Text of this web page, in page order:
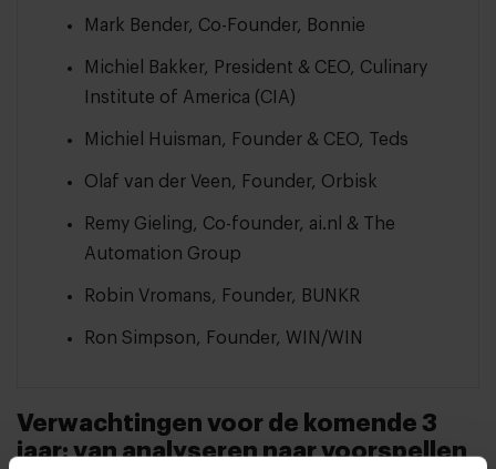
Mark Bender, Co-Founder, Bonnie
Michiel Bakker, President & CEO, Culinary
Institute of America (CIA)
Michiel Huisman, Founder & CEO, Teds
Olaf van der Veen, Founder, Orbisk
Remy Gieling, Co-founder, ai.nl & The
Automation Group
Robin Vromans, Founder, BUNKR
Ron Simpson, Founder, WIN/WIN
Verwachtingen voor de komende 3
jaar: van analyseren naar voorspellen